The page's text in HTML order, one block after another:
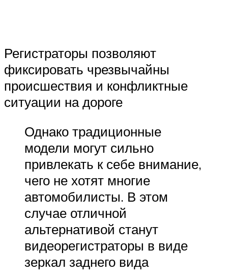
Регистраторы позволяют
фиксировать чрезвычайны
происшествия и конфликтные
ситуации на дороге
Однако традиционные
модели могут сильно
привлекать к себе внимание,
чего не хотят многие
автомобилисты. В этом
случае отличной
альтернативой станут
видеорегистраторы в виде
зеркал заднего вида